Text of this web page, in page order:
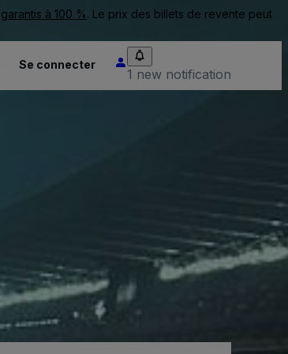
garantis à 100 %. Le prix des billets de revente peut
Se connecter
1 new notification